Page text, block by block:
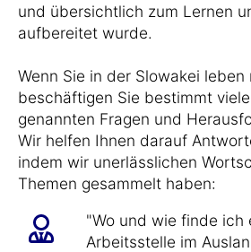
und übersichtlich zum Lernen
aufbereitet wurde.
Wenn Sie in der Slowakei leben
beschäftigen Sie bestimmt
genannten Fragen und
Wir helfen Ihnen darauf
indem wir unerlässlichen
Themen gesammelt haben:
"Wo und wie finde ich
Arbeitsstelle im